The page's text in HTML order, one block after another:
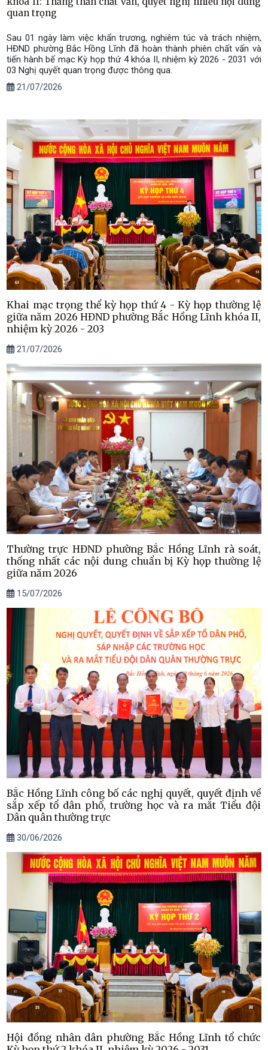
quan trọng
Sau 01 ngày làm việc khẩn trương, nghiêm túc và trách nhiệm,
HĐND phường Bắc Hồng Lĩnh đã hoàn thành phiên chất vấn và
tiến hành bế mạc Kỳ họp thứ 4 khóa II, nhiệm kỳ 2026 - 2031 với
03 Nghị quyết quan trọng được thông qua.
21/07/2026
Khai mạc trọng thể kỳ họp thứ 4 - Kỳ họp thường lệ
giữa năm 2026 HĐND phường Bắc Hồng Lĩnh khóa II,
nhiệm kỳ 2026 - 203
21/07/2026
Thường trực HĐND phường Bắc Hồng Lĩnh rà soát,
thống nhất các nội dung chuẩn bị Kỳ họp thường lệ
giữa năm 2026
15/07/2026
Bắc Hồng Lĩnh công bố các nghị quyết, quyết định về
sắp xếp tổ dân phố, trường học và ra mắt Tiểu đội
Dân quân thường trực
30/06/2026
Hội đồng nhân dân phường Bắc Hồng Lĩnh tổ chức